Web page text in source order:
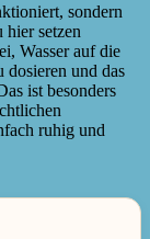
sondern
setzen
Wasser auf die
dosieren und das
ist besonders
ruhig und